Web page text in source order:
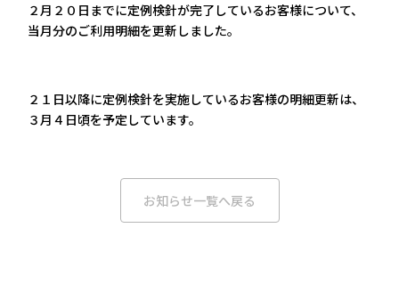
２月２０日までに定例検針が完了しているお客様について、
当月分のご利用明細を更新しました。
２１日以降に定例検針を実施しているお客様の明細更新は、
３月４日頃を予定しています。
お知らせ一覧へ戻る